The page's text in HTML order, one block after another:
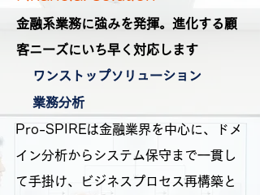
金融系業務に強みを発揮。進化する顧
客ニーズにいち早く対応します
ワンストップソリューション
業務分析
Pro-SPIREは金融業界を中心に、ドメ
イン分析からシステム保守まで一貫し
て手掛け、ビジネスプロセス再構築と